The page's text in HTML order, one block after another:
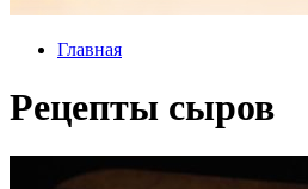
Главная
Рецепты сыров